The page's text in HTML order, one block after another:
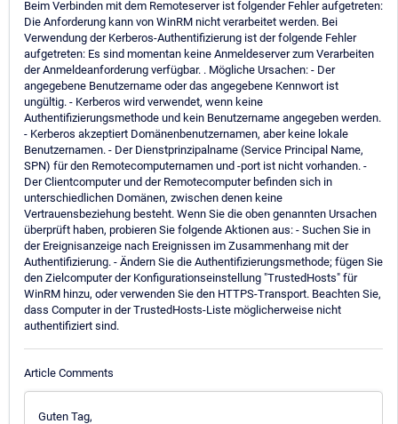
Beim Verbinden mit dem Remoteserver ist folgender Fehler aufgetreten:
Die Anforderung kann von WinRM nicht verarbeitet werden. Bei
Verwendung der Kerberos-Authentifizierung ist der folgende Fehler
aufgetreten: Es sind momentan keine Anmeldeserver zum Verarbeiten
der Anmeldeanforderung verfügbar. . Mögliche Ursachen: - Der
angegebene Benutzername oder das angegebene Kennwort ist
ungültig. - Kerberos wird verwendet, wenn keine
Authentifizierungsmethode und kein Benutzername angegeben werden.
- Kerberos akzeptiert Domänenbenutzernamen, aber keine lokale
Benutzernamen. - Der Dienstprinzipalname (Service Principal Name,
SPN) für den Remotecomputernamen und -port ist nicht vorhanden. -
Der Clientcomputer und der Remotecomputer befinden sich in
unterschiedlichen Domänen, zwischen denen keine
Vertrauensbeziehung besteht. Wenn Sie die oben genannten Ursachen
überprüft haben, probieren Sie folgende Aktionen aus: - Suchen Sie in
der Ereignisanzeige nach Ereignissen im Zusammenhang mit der
Authentifizierung. - Ändern Sie die Authentifizierungsmethode; fügen Sie
den Zielcomputer der Konfigurationseinstellung "TrustedHosts" für
WinRM hinzu, oder verwenden Sie den HTTPS-Transport. Beachten Sie,
dass Computer in der TrustedHosts-Liste möglicherweise nicht
authentifiziert sind.
Article Comments
Guten Tag,